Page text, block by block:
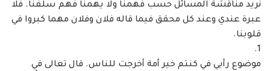
نريد مناقشة المسائل حسب فهمنا ‏ولا يهمنا فهم سلفنا. فلا
عبرة عندي وعند كل محقق فيما قاله فلان وفلان مهما كبروا في
قلوبنا. ‏
موضوع رأيي في كنتم خير أمة أخرجت للناس. قال تعالى في